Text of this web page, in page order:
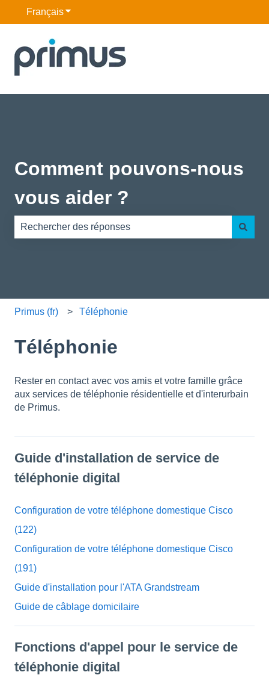
FrançaisAfficher le sous-menu pour les traductions
Comment pouvons-nous
vous aider ?
Primus (fr) Téléphonie
Téléphonie
Rester en contact avec vos amis et votre famille grâce
aux services de téléphonie résidentielle et d'interurbain
de Primus.
Guide d'installation de service de
téléphonie digital
Configuration de votre téléphone domestique Cisco
(122)
Configuration de votre téléphone domestique Cisco
(191)
Guide d'installation pour l'ATA Grandstream
Guide de câblage domicilaire
Fonctions d'appel pour le service de
téléphonie digital